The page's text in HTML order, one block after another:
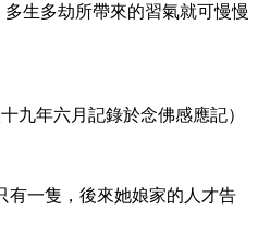
生多劫所帶來的習氣就可慢慢
十九年六月記錄於念佛感應記）
有一隻，後來她娘家的人才告